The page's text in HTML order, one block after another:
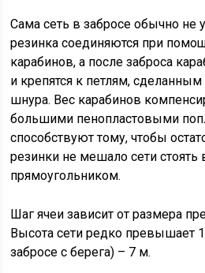
Сама сеть в забросе обычно не
резинка соединяются при
карабинов, а после заброса
и крепятся к петлям,
шнура. Вес карабинов
большими пенопластовыми
способствуют тому, чтобы
резинки не мешало сети
прямоугольником.
Шаг ячеи зависит от размера
Высота сети редко превышает
забросе с берега) – 7 м.